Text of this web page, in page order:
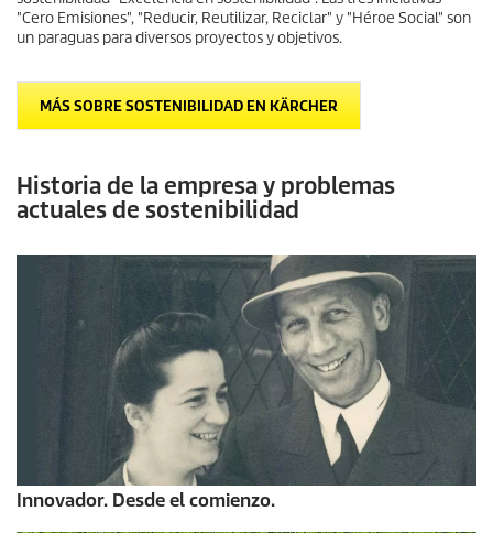
"Cero Emisiones", "Reducir, Reutilizar, Reciclar" y "Héroe Social" son
un paraguas para diversos proyectos y objetivos.
MÁS SOBRE SOSTENIBILIDAD EN KÄRCHER
Historia de la empresa y problemas
actuales de sostenibilidad
Innovador. Desde el comienzo.